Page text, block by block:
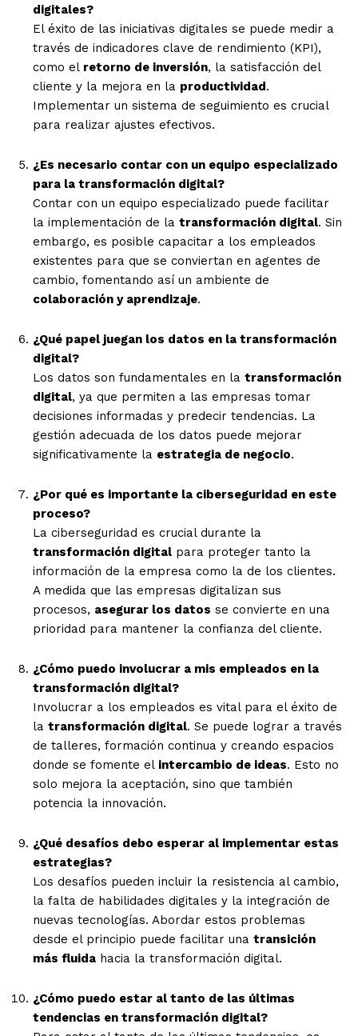
digitales?
El éxito de las iniciativas digitales se puede medir a
través de indicadores clave de rendimiento (KPI),
como el retorno de inversión, la satisfacción del
cliente y la mejora en la productividad .
Implementar un sistema de seguimiento es crucial
para realizar ajustes efectivos.
¿Es necesario contar con un equipo especializado
para la transformación digital?
Contar con un equipo especializado puede facilitar
la implementación de la transformación digital. Sin
embargo, es posible capacitar a los empleados
existentes para que se conviertan en agentes de
cambio, fomentando así un ambiente de
colaboración y aprendizaje.
¿Qué papel juegan los datos en la transformación
digital?
Los datos son fundamentales en la transformación
digital, ya que permiten a las empresas tomar
decisiones informadas y predecir tendencias. La
gestión adecuada de los datos puede mejorar
significativamente la estrategia de negocio.
¿Por qué es importante la ciberseguridad en este
proceso?
La ciberseguridad es crucial durante la
transformación digital para proteger tanto la
información de la empresa como la de los clientes.
A medida que las empresas digitalizan sus
procesos, asegurar los datos se convierte en una
prioridad para mantener la confianza del cliente.
¿Cómo puedo involucrar a mis empleados en la
transformación digital?
Involucrar a los empleados es vital para el éxito de
la transformación digital. Se puede lograr a través
de talleres, formación continua y creando espacios
donde se fomente el intercambio de ideas. Esto no
solo mejora la aceptación, sino que también
potencia la innovación.
¿Qué desafíos debo esperar al implementar estas
estrategias?
Los desafíos pueden incluir la resistencia al cambio,
la falta de habilidades digitales y la integración de
nuevas tecnologías. Abordar estos problemas
desde el principio puede facilitar una transición
más fluida hacia la transformación digital.
¿Cómo puedo estar al tanto de las últimas
tendencias en transformación digital?